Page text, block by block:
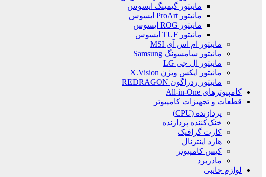
مانیتور گیمینگ ایسوس
مانیتور ProArt ایسوس
مانیتور ROG ایسوس
مانیتور TUF ایسوس
مانیتور ام اس آی MSI
مانیتور سامسونگ Samsung
مانیتور ال جی LG
مانیتور ایکس ویژن X.Vision
مانیتور ردراگون REDRAGON
کامپیوترهای All-in-One
قطعات و تجهیزات کامپیوتر
پردازنده (CPU)
خنک‌کننده پردازنده
کارت گرافیک
هارد اینترنال
کیس کامپیوتر
مادربرد
لوازم جانبی